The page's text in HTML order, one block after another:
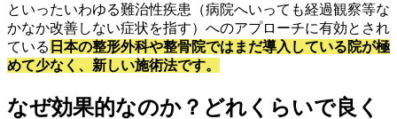
といったいわゆる難治性疾患（病院へいっても経過観察等な
かなか改善しない症状を指す）へのアプローチに有効とされ
ている 日本の整形外科や整骨院ではまだ導入している院が極
めて少なく、新しい施術法です。
なぜ効果的なのか？どれくらいで良く